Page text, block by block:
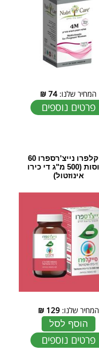
המחיר שלנו: 74
₪
פרטים נוספים
סייקלפרו נייצ'רספרו 60
כמוסות (500 מ"ג די כירו
אינוזטול)
המחיר שלנו:129
₪
הוסף לסל
פרטים נוספים